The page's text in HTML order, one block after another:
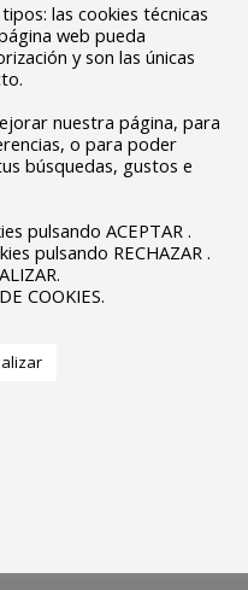
las cookies técnicas
web pueda
y son las únicas
nuestra página, para
o para poder
búsquedas, gustos e
pulsando ACEPTAR .
pulsando RECHAZAR .
COOKIES.